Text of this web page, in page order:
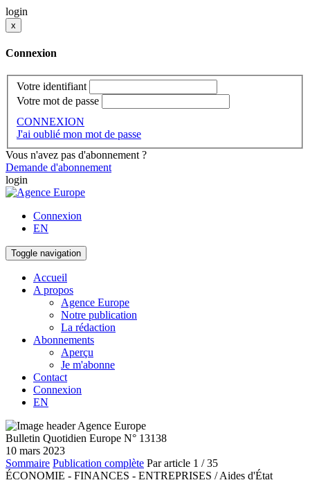
login
x
Connexion
Votre identifiant
Votre mot de passe
CONNEXION
J'ai oublié mon mot de passe
Vous n'avez pas d'abonnement ?
Demande d'abonnement
login
Connexion
EN
Toggle navigation
Accueil
A propos
Agence Europe
Notre publication
La rédaction
Abonnements
Aperçu
Je m'abonne
Contact
Connexion
EN
Bulletin Quotidien Europe N° 13138
10 mars 2023
Sommaire Publication complète Par article 1 / 35
ÉCONOMIE - FINANCES - ENTREPRISES / Aides d'État